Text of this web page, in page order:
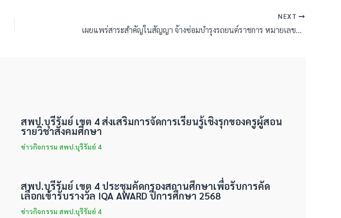
NEXT
เผยแพร่สาระสำคัญในสัญญา จ้างซ่อมบำรุงรถยนต์ราชการ หมายเลขทะเบียน นข 4907 บร. โดยวิธีเฉพาะเจาะจง
สพป.บุรีรัมย์ เขต 4 ส่งเสริมการจัดการเรียนรู้เชิงรุกของครูผู้สอน
รายวิชาสังคมศึกษา
ข่าวกิจกรรม สพป.บุรีรัมย์ 4
สพป.บุรีรัมย์ เขต 4 ประชุมคัดกรองสถานศึกษาเพื่อรับการคัด
เลือกเข้ารับรางวัล IQA AWARD ปีการศึกษา 2568
ข่าวกิจกรรม สพป.บุรีรัมย์ 4